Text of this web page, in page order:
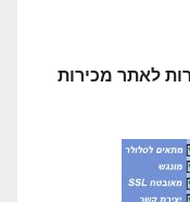
– 0524748988 אפשרות לאתר מכירות